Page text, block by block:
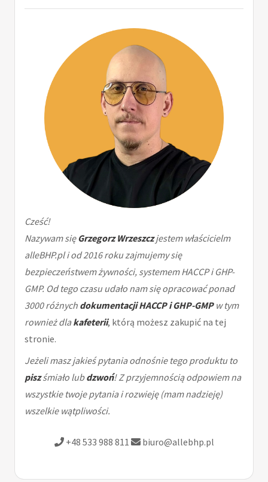
Cześć!
Nazywam sięGrzegorz Wrzeszczjestem właścicielm
alleBHP.pl i od 2016 roku zajmujemy się
bezpieczeństwem żywności, systemem HACCP i GHP-
GMP. Od tego czasu udało nam się opracować ponad
3000 różnych dokumentacji HACCP i GHP-GMPw tym
rownież dlakafeterii, którą możesz zakupić na tej
stronie.
Jeżeli masz jakieś pytania odnośnie tego produktu to
piszśmiało lubdzwoń! Z przyjemnością odpowiem na
wszystkie twoje pytania i rozwieję (mam nadzieję)
wszelkie wątpliwości.
+48 533 988 811 biuro@allebhp.pl